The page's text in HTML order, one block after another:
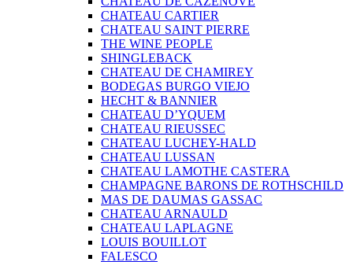
CHATEAU CARTIER
CHATEAU SAINT PIERRE
THE WINE PEOPLE
SHINGLEBACK
CHATEAU DE CHAMIREY
BODEGAS BURGO VIEJO
HECHT & BANNIER
CHATEAU D’YQUEM
CHATEAU RIEUSSEC
CHATEAU LUCHEY-HALD
CHATEAU LUSSAN
CHATEAU LAMOTHE CASTERA
CHAMPAGNE BARONS DE ROTHSCHILD
MAS DE DAUMAS GASSAC
CHATEAU ARNAULD
CHATEAU LAPLAGNE
LOUIS BOUILLOT
FALESCO